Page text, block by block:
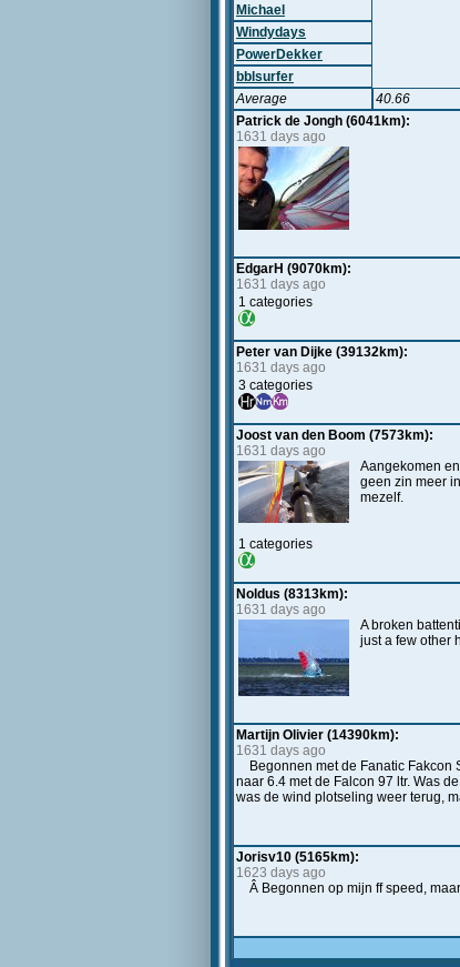
Michael
Windydays
PowerDekker
bblsurfer
Average
40.66
Patrick de Jongh (6041km):
1631 days ago
EdgarH (9070km):
1631 days ago
1 categories
Peter van Dijke (39132km):
1631 days ago
3 categories
Joost van den Boom (7573km):
1631 days ago
1 categories
Aangekomen
geen zin meer
mezelf.
Noldus (8313km):
1631 days ago
A broken
just a few other
Martijn Olivier (14390km):
1631 days ago
Begonnen met de Fanatic
naar 6.4 met de Falcon 97 ltr. Was
was de wind plotseling weer terug,
Jorisv10 (5165km):
1623 days ago
Â Begonnen op mijn ff speed,